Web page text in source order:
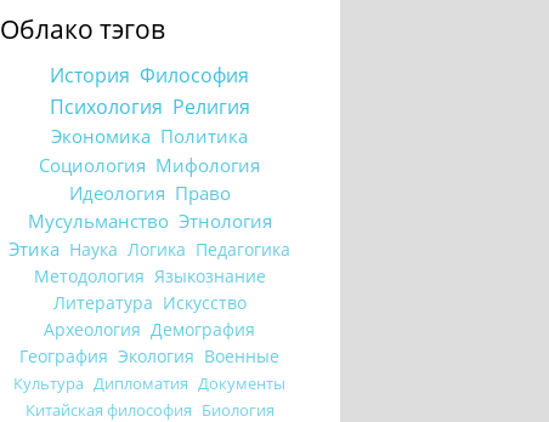
Облако тэгов
История Философия
Психология Религия
Экономика Политика
Социология Мифология
Идеология Право
Мусульманство Этнология
Этика Наука Логика Педагогика
Методология Языкознание
Литература Искусство
Археология Демография
География Экология Военные
Культура Дипломатия Документы
Китайская философия Биология